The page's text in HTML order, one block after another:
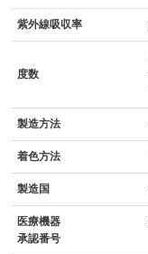
紫外線吸収率
度数
製造方法
着色方法
製造国
医療機器
承認番号